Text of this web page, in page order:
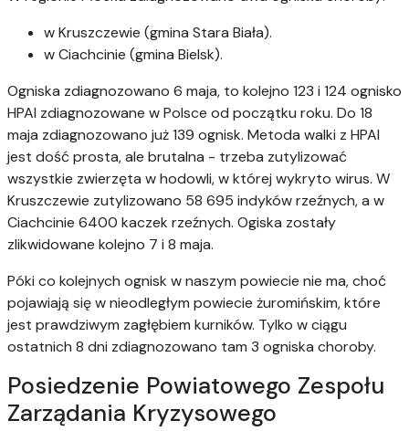
w Kruszczewie (gmina Stara Biała).
w Ciachcinie (gmina Bielsk).
Ogniska zdiagnozowano 6 maja, to kolejno 123 i 124 ognisko
HPAI zdiagnozowane w Polsce od początku roku. Do 18
maja zdiagnozowano już 139 ognisk. Metoda walki z HPAI
jest dość prosta, ale brutalna - trzeba zutylizować
wszystkie zwierzęta w hodowli, w której wykryto wirus. W
Kruszczewie zutylizowano 58 695 indyków rzeźnych, a w
Ciachcinie 6400 kaczek rzeźnych. Ogiska zostały
zlikwidowane kolejno 7 i 8 maja.
Póki co kolejnych ognisk w naszym powiecie nie ma, choć
pojawiają się w nieodległym powiecie żuromińskim, które
jest prawdziwym zagłębiem kurników. Tylko w ciągu
ostatnich 8 dni zdiagnozowano tam 3 ogniska choroby.
Posiedzenie Powiatowego Zespołu
Zarządania Kryzysowego